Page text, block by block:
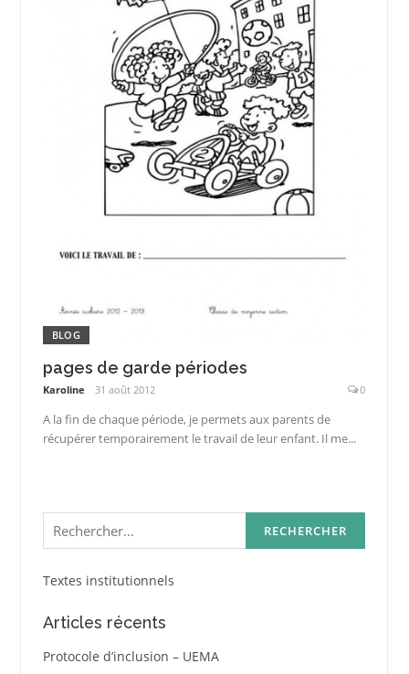
BLOG
pages de garde périodes
Karoline 31 août 2012 0
A la fin de chaque période, je permets aux parents de
récupérer temporairement le travail de leur enfant. Il me...
Rechercher :
Textes institutionnels
Articles récents
Protocole d’inclusion – UEMA